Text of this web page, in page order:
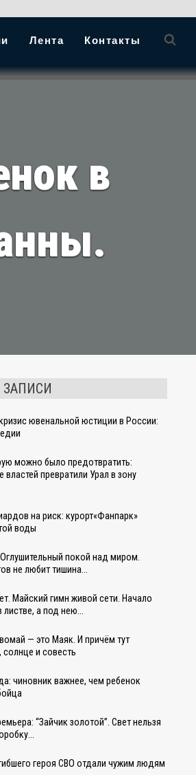
Лента Контакты
в
ювенальной юстиции в России:
можно было предотвратить:
властей превратили Урал в зону
на риск: курорт«Фанпарк»
воды
покой над миром.
не любит тишина…
Майский гимн живой сети. Начало
листве, а под нею…
— это Маяк. И причём тут
солнце и совесть
чиновник важнее, чем ребенок
“Зайчик золотой”. Свет нельзя
героя СВО отдали чужим людям